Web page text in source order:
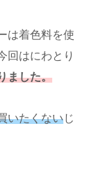
は着色料を使
回はにわとり
ました。
いたくないじ